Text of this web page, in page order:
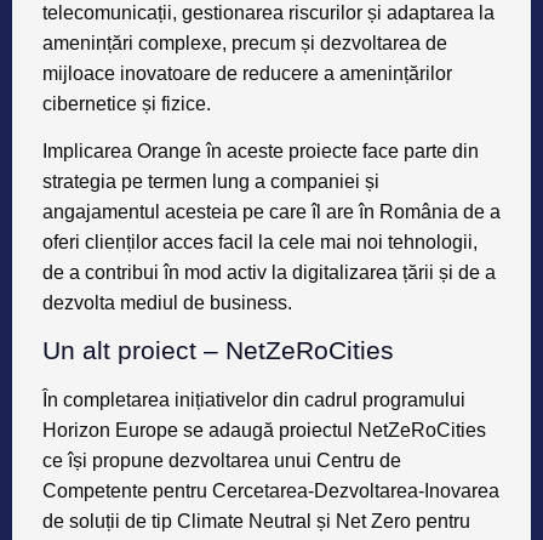
telecomunicații, gestionarea riscurilor și adaptarea la
amenințări complexe, precum și dezvoltarea de
mijloace inovatoare de reducere a amenințărilor
cibernetice și fizice.
Implicarea Orange în aceste proiecte face parte din
strategia pe termen lung a companiei și
angajamentul acesteia pe care îl are în România de a
oferi clienților acces facil la cele mai noi tehnologii,
de a contribui în mod activ la digitalizarea țării și de a
dezvolta mediul de business.
Un alt proiect – NetZeRoCities
În completarea inițiativelor din cadrul programului
Horizon Europe se adaugă proiectul NetZeRoCities
ce își propune dezvoltarea unui Centru de
Competente pentru Cercetarea-Dezvoltarea-Inovarea
de soluții de tip Climate Neutral și Net Zero pentru